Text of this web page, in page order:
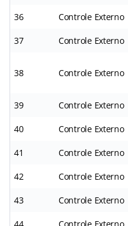
36 Controle Externo
37 Controle Externo
38 Controle Externo
39 Controle Externo
40 Controle Externo
41 Controle Externo
42 Controle Externo
43 Controle Externo
44 Controle Externo